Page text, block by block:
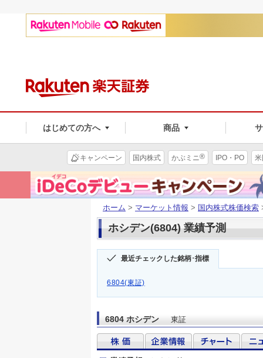
はじめての方へ 商品
キャンペーン 国内株式 かぶミニ® IPO・PO
ホーム > マーケット情報 > 国内株式株価検索
ホシデン(6804) 業績予測
最近チェックした銘柄･指標
6804(東証)
6804 ホシデン 東証